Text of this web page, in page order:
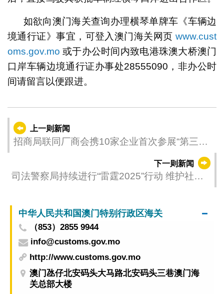
如欲向澳门海关查询办理横琴单牌车《车辆边
境通行证》事宜，可登入澳门海关网页www.cust
oms.gov.mo 或于办公时间内致电港珠澳大桥澳门
口岸车辆边境通行证办事处28555090，非办公时
间请留言以便跟进。
上一则新闻
招商局联同厂商会携10家企业首次参展“第三十
下一则新闻
司法警察局持续进行“雷霆2025”行动 维护社区
中华人民共和国澳门特别行政区海关
（853）2855 9944
info@customs.gov.mo
http://www.customs.gov.mo
澳门氹仔北安码头大马路北安码头三巷澳门海
关总部大楼